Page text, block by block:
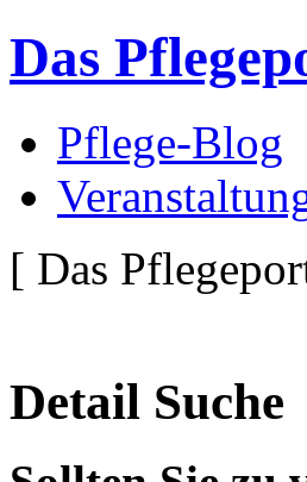
Das
Pflege-Blog
[ Das
Detail Suche